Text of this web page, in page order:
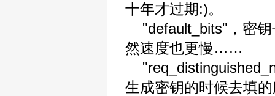
十年才过期:)。
"default_bits"，密钥
然速度也更慢……
生成密钥的时候去填